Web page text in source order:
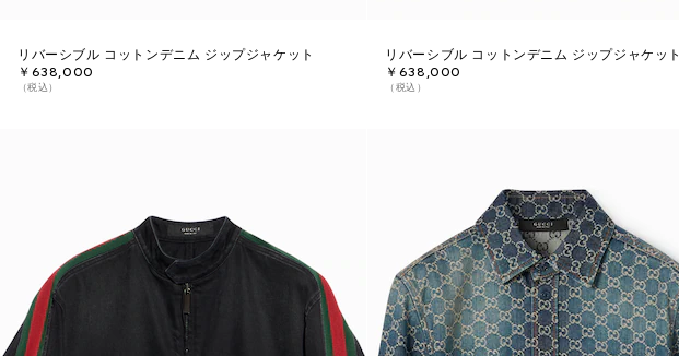
リバーシブル コットンデニム ジップジャケット
￥638,000
（税込）
リバーシブル コットンデニム ジップジャケット
￥638,000
（税込）